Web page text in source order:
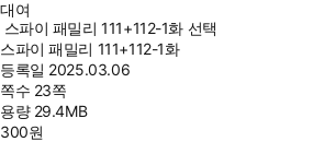
대여
스파이 패밀리 111+112-1화 선택
스파이 패밀리 111+112-1화
등록일 2025.03.06
쪽수 23쪽
용량 29.4MB
300원